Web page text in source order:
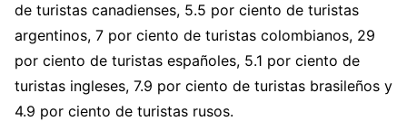
de turistas canadienses, 5.5 por ciento de turistas
argentinos, 7 por ciento de turistas colombianos, 29
por ciento de turistas españoles, 5.1 por ciento de
turistas ingleses, 7.9 por ciento de turistas brasileños y
4.9 por ciento de turistas rusos.